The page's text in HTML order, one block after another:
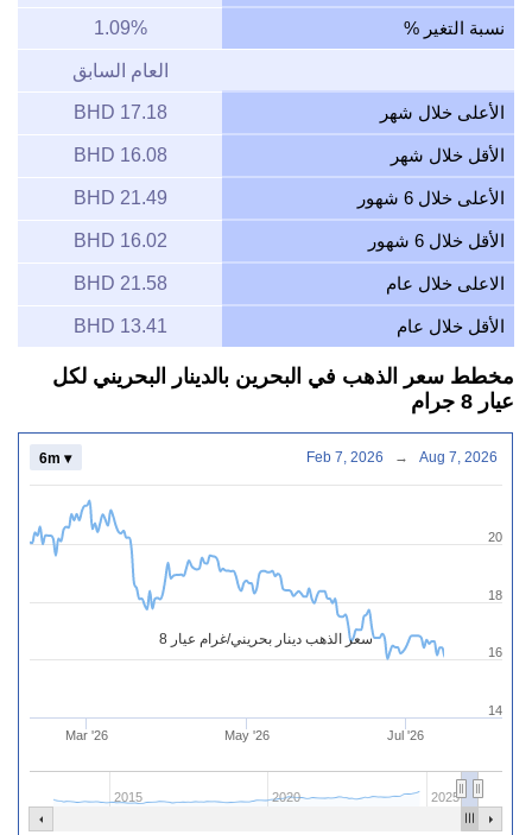
نسبة التغير % 1.09%
العام السابق
الأعلى خلال شهر 17.18 BHD
الأقل خلال شهر 16.08 BHD
الأعلى خلال 6 شهور 21.49 BHD
الأقل خلال 6 شهور 16.02 BHD
الاعلى خلال عام 21.58 BHD
الأقل خلال عام 13.41 BHD
مخطط سعر الذهب في البحرين بالدينار البحريني لكل
عيار 8 جرام
سعر الذهب دينار بحريني/غرام عيار 8
Mar '26 May '26 Jul '26
2015 2020 2025
16
18
20
14
6m ▾ Feb 7, 2026 → Aug 7, 2026